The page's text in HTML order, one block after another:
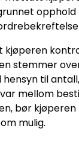
kjøperen
stemmer
til
mellom
bør
mulig.